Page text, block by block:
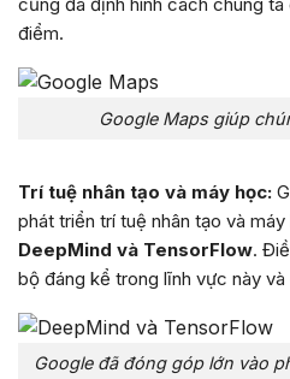
điểm.
Google Maps giúp
Trí tuệ nhân tạo và máy học:
phát triển trí tuệ nhân tạo và
DeepMind và TensorFlow.
bộ đáng kể trong lĩnh vực này
Google đã đóng góp lớn vào